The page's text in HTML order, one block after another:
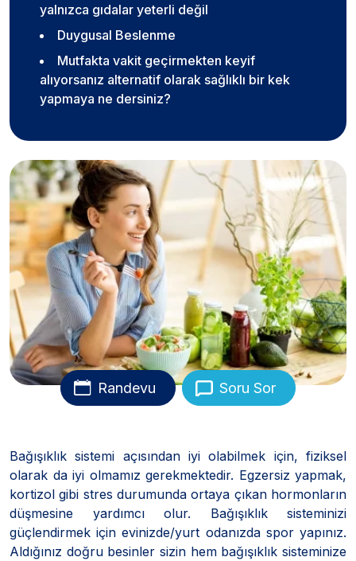
yalnızca gıdalar yeterli değil
Duygusal Beslenme
Mutfakta vakit geçirmekten keyif
alıyorsanız alternatif olarak sağlıklı bir kek
yapmaya ne dersiniz?
Randevu Soru Sor
Bağışıklık sistemi açısından iyi olabilmek için, fiziksel
olarak da iyi olmamız gerekmektedir. Egzersiz yapmak,
kortizol gibi stres durumunda ortaya çıkan hormonların
düşmesine yardımcı olur. Bağışıklık sisteminizi
güçlendirmek için evinizde/yurt odanızda spor yapınız.
Aldığınız doğru besinler sizin hem bağışıklık sisteminize